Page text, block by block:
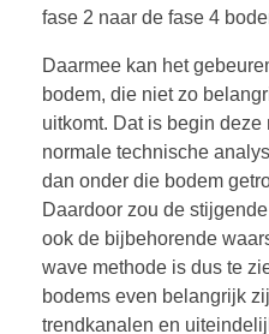
fase 2 naar de fase 4
Daarmee kan het
bodem, die niet zo
uitkomt. Dat is begin
normale technische
dan onder die bodem
Daardoor zou de
ook de bijbehorende
wave methode is dus te
bodems even belangrijk
trendkanalen en